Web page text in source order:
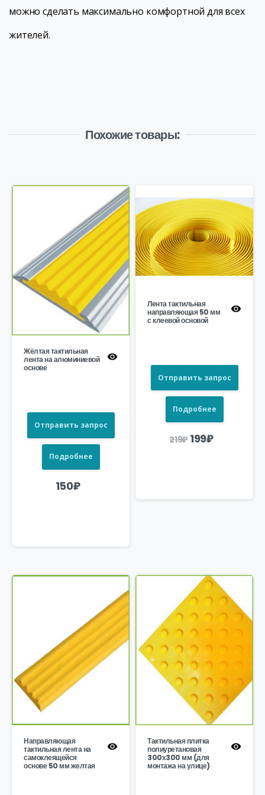
можно сделать максимально комфортной для всех
жителей.
Похожие товары:
Жёлтая тактильная
лента на алюминиевой
основе
Отправить запрос
Подробнее
150₽
Лента тактильная
направляющая 50 мм
с клеевой основой
Отправить запрос
Подробнее
219₽ цена
199₽Текущая
Направляющая
тактильная лента на
самоклеящейся
основе 50 мм желтая
Тактильная плитка
полиуретановая
300х300 мм (для
монтажа на улице)